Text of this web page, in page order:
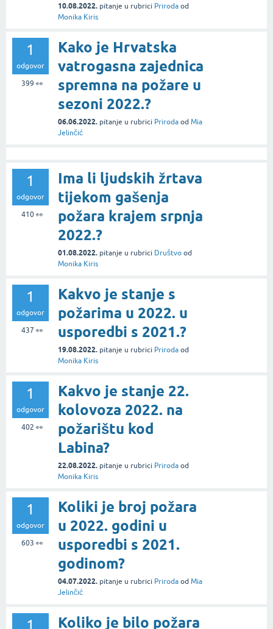
10.08.2022. pitanje u rubrici Priroda od
Monika Kiris
1
odgovor
399 👀
Kako je Hrvatska
vatrogasna zajednica
spremna na požare u
sezoni 2022.?
06.06.2022. pitanje u rubrici Priroda od Mia
Jelinčić
1
odgovor
410👀
Ima li ljudskih žrtava
tijekom gašenja
požara krajem srpnja
2022.?
01.08.2022. pitanje u rubrici Društvo od
Monika Kiris
1
odgovor
437 👀
Kakvo je stanje s
požarima u 2022. u
usporedbi s 2021.?
19.08.2022. pitanje u rubrici Priroda od
Monika Kiris
1
odgovor
402 👀
Kakvo je stanje 22.
kolovoza 2022. na
požarištu kod
Labina?
22.08.2022. pitanje u rubrici Priroda od
Monika Kiris
1
odgovor
603 👀
Koliki je broj požara
u 2022. godini u
usporedbi s 2021.
godinom?
04.07.2022. pitanje u rubrici Priroda od Mia
Jelinčić
1 Koliko je bilo požara